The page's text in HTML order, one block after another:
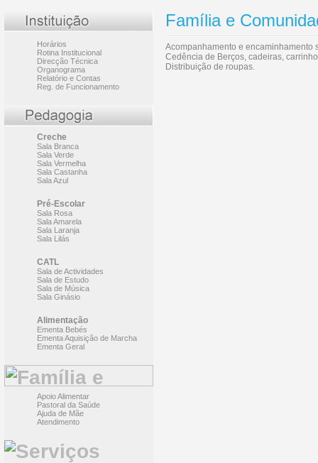
Horários
Rotina Institucional
Direcção Técnica
Organograma
Relatório e Contas
Reg. de Funcionamento
Creche
Sala Branca
Sala Verde
Sala Vermelha
Sala Castanha
Sala Azul
Pré-Escolar
Sala Rosa
Sala Amarela
Sala Laranja
Sala Lilás
CATL
Sala de Actividades
Sala de Estudo
Sala de Música
Sala Ginásio
Alimentação
Ementa Bebés
Ementa Aquisição de Marcha
Ementa Geral
Apoio Alimentar
Pastoral da Saúde
Ajuda de Mãe
Atendimento
Família e
Acompanhamento e encaminhamento
Cedência de Berços, cadeiras,
Distribuição de roupas.